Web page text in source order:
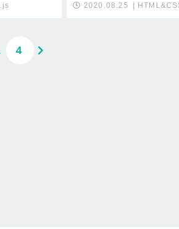
2020.08.25
4